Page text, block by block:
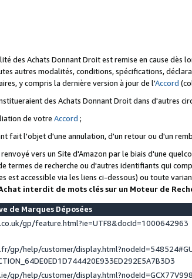
des Achats Donnant Droit est remise en cause
autres modalités, conditions, spécifications,
y compris la dernière version à jour de l'Accord
des Achats Donnant Droit dans d'autres
de votre Accord ;
fait l'objet d'une annulation, d'un retour ou d'un
vers un Site d'Amazon par le biais d'une
termes de recherche ou d'autres identifiants qui
est accessible via les liens ci-dessous) ou toute
interdit de mots clés sur un Moteur de
de Marques Déposées
gp/feature.html?ie=UTF8&docId=1000642963
gp/help/customer/
gp/help/customer/